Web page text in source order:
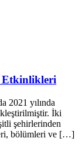
Etkinlikleri
2021 yılında
İki
şehirlerinden
bölümleri ve […]